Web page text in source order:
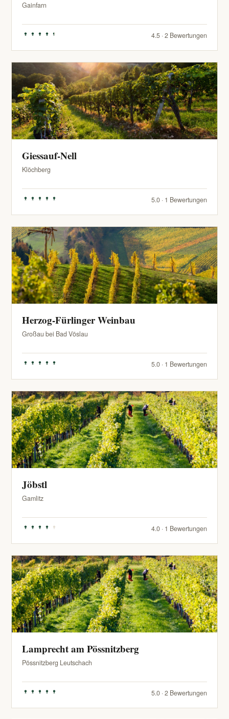
Gainfarn
4.5 · 2 Bewertungen
Giessauf-Nell
Klöchberg
5.0 · 1 Bewertungen
Herzog-Fürlinger Weinbau
Großau bei Bad Vöslau
5.0 · 1 Bewertungen
Jöbstl
Gamlitz
4.0 · 1 Bewertungen
Lamprecht am Pössnitzberg
Pössnitzberg Leutschach
5.0 · 2 Bewertungen